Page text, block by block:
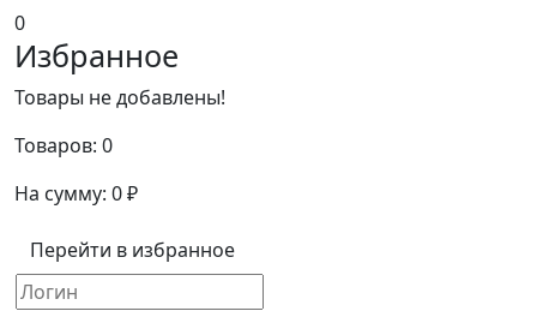
0
Избранное
Товары не добавлены!
Товаров: 0
На сумму: 0₽
Перейти в избранное